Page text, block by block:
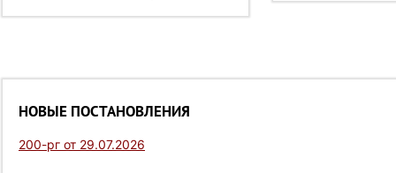
НОВЫЕ ПОСТАНОВЛЕНИЯ
200-рг от 29.07.2026